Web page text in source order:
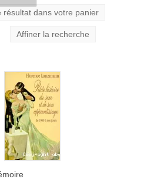
résultat dans votre panier
Affiner la recherche